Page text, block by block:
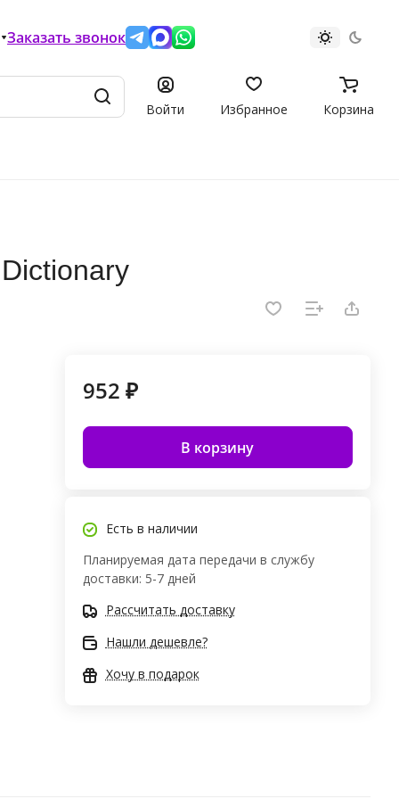
Заказать звонок
Войти Избранное Корзина
952 ₽
В корзину
Есть в наличии
Планируемая дата передачи в службу
доставки: 5-7 дней
Рассчитать доставку
Нашли дешевле?
Хочу в подарок